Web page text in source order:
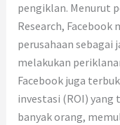
pengiklan. Menurut
Research,
perusahaan sebagai
melakukan
Facebook juga
investasi (ROI)
banyak orang,